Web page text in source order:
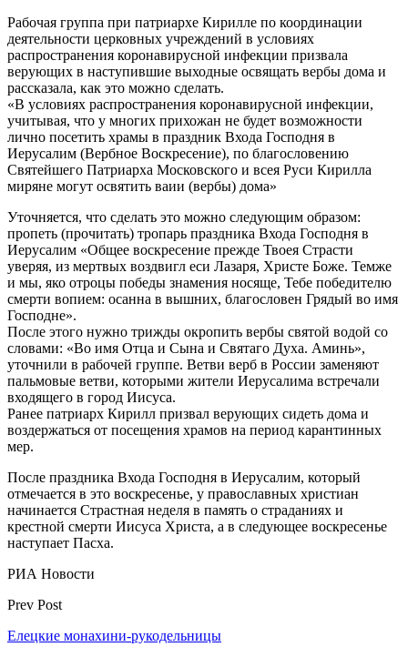
Рабочая группа при патриархе Кирилле по координации
деятельности церковных учреждений в условиях
распространения коронавирусной инфекции призвала
верующих в наступившие выходные освящать вербы дома и
рассказала, как это можно сделать.
«В условиях распространения коронавирусной инфекции,
учитывая, что у многих прихожан не будет возможности
лично посетить храмы в праздник Входа Господня в
Иерусалим (Вербное Воскресение), по благословению
Святейшего Патриарха Московского и всея Руси Кирилла
миряне могут освятить ваии (вербы) дома»
Уточняется, что сделать это можно следующим образом:
пропеть (прочитать) тропарь праздника Входа Господня в
Иерусалим «Общее воскресение прежде Твоея Страсти
уверяя, из мертвых воздвигл еси Лазаря, Христе Боже. Темже
и мы, яко отроцы победы знамения носяще, Тебе победителю
смерти вопием: осанна в вышних, благословен Грядый во имя
Господне».
После этого нужно трижды окропить вербы святой водой со
словами: «Во имя Отца и Сына и Святаго Духа. Аминь»,
уточнили в рабочей группе. Ветви верб в России заменяют
пальмовые ветви, которыми жители Иерусалима встречали
входящего в город Иисуса.
Ранее патриарх Кирилл призвал верующих сидеть дома и
воздержаться от посещения храмов на период карантинных
мер.
После праздника Входа Господня в Иерусалим, который
отмечается в это воскресенье, у православных христиан
начинается Страстная неделя в память о страданиях и
крестной смерти Иисуса Христа, а в следующее воскресенье
наступает Пасха.
РИА Новости
Prev Post
Елецкие монахини-рукодельницы